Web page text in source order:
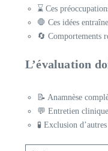
⌛ Ces
🛑 Ces idées
🔄 Comportements
L’évaluation
📝 Anamnèse
💬 Entretien
🧪 Exclusion